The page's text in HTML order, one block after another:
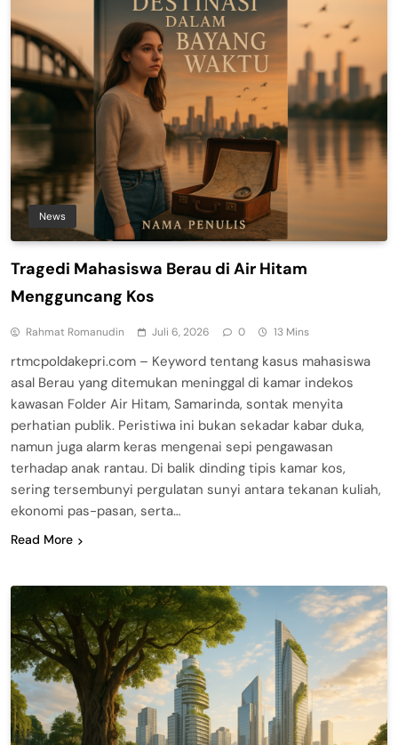
News
Tragedi Mahasiswa Berau di Air Hitam
Mengguncang Kos
Rahmat Romanudin Juli 6, 2026 0 13 Mins
rtmcpoldakepri.com – Keyword tentang kasus mahasiswa
asal Berau yang ditemukan meninggal di kamar indekos
kawasan Folder Air Hitam, Samarinda, sontak menyita
perhatian publik. Peristiwa ini bukan sekadar kabar duka,
namun juga alarm keras mengenai sepi pengawasan
terhadap anak rantau. Di balik dinding tipis kamar kos,
sering tersembunyi pergulatan sunyi antara tekanan kuliah,
ekonomi pas-pasan, serta…
Read More